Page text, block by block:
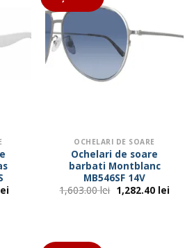
Prețul
curent
OCHELARI DE SOARE
Ochelari de soare
barbati Montblanc
MB546SF 14V
1,603.00lei Prețul
inițial
1,282.40 lei